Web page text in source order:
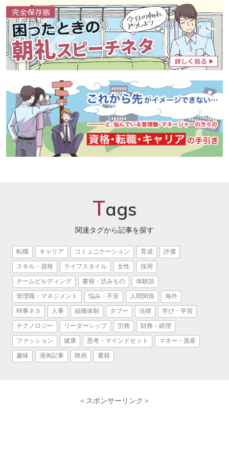
Tags
関連タグから記事を探す
転職 キャリア コミュニケーション 育成 評価
スキル・資格 ライフスタイル 女性 採用
チームビルディング 書籍・読みもの 体験談
管理職・マネジメント 悩み・不安 人間関係 海外
時事ネタ 人事 組織体制 タブー 法律 学び・学習
テクノロジー リーダーシップ 労務 財務・経理
ファッション 健康 思考・マインドセット マネー・資産
趣味 漫画記事 映画 書籍
＜スポンサーリンク＞